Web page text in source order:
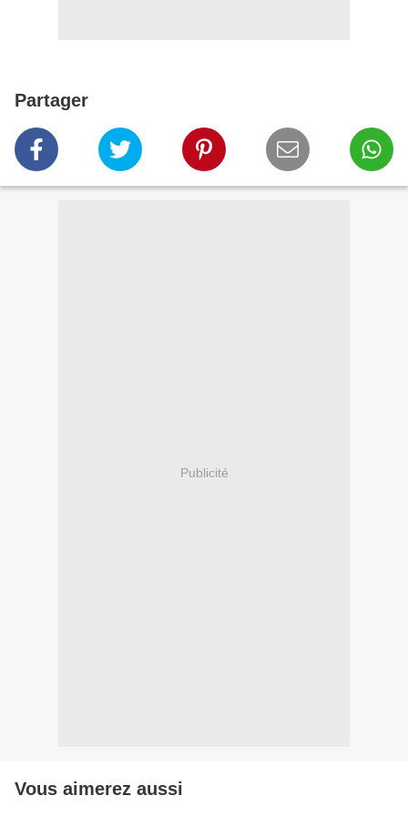
Partager
Publicité
Vous aimerez aussi